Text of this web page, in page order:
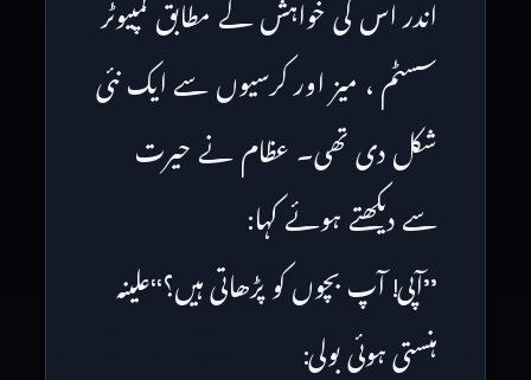
اندر اس کی خواہش کے مطابق کمپیوٹر
سسٹم ، میز اور کرسیوں سے ایک نئی
شکل دی تھی۔ عظام نے حیرت
سے دیکھتے ہوئے کہا:
’’آپی! آپ بچوں کو پڑھاتی ہیں؟‘‘علینہ
ہنستی ہوئی بولی: